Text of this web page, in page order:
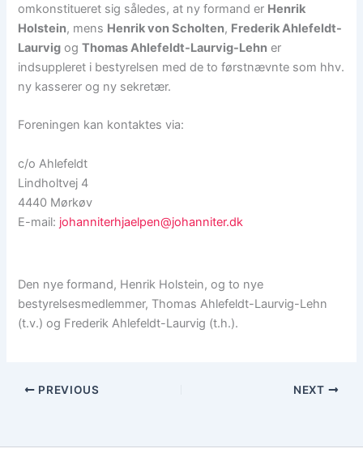
omkonstitueret sig således, at ny formand er Henrik
Holstein, mens Henrik von Scholten, Frederik Ahlefeldt-
Laurvig ogThomas Ahlefeldt-Laurvig-Lehn er
indsuppleret i bestyrelsen med de to førstnævnte som hhv.
ny kasserer og ny sekretær.
Foreningen kan kontaktes via:
c/o Ahlefeldt
Lindholtvej 4
4440 Mørkøv
E-mail: johanniterhjaelpen@johanniter.dk
Den nye formand, Henrik Holstein, og to nye
bestyrelsesmedlemmer, Thomas Ahlefeldt-Laurvig-Lehn
(t.v.) og Frederik Ahlefeldt-Laurvig (t.h.).
PREVIOUS NEXT